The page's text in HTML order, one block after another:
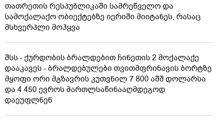
თათრეთის რესპუბლიკაში სამრეწველო და
სამოქალაქო ობიექტებზე იერიში მიიტანეს, რასაც
მსხვერპლი მოჰყვა
შსს - ქურდობის ბრალდებით ჩინეთის 2 მოქალაქე
დააკავეს - ბრალდებულები თვითმფრინავის ბორტზე
მყოფი ორი მგზავრის კუთვნილ 7 800 აშშ დოლარსა
და 4 450 ევროს მართლსაწინააღმდეგოდ
დაეუფლნენ